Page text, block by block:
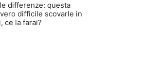
differenze: questa
difficile scovarle in
ce la farai?